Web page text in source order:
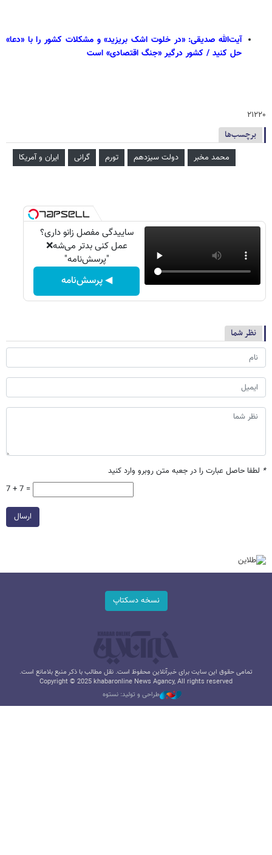
آیت‌الله صدیقی: «در خلوت اشک بریزید» و مشکلات کشور را با «دعا»
حل کنید / کشور درگیر «جنگ اقتصادی» است
۲۱۲۲۰
برچسب‌ها
محمد مخبر دولت سیزدهم تورم گرانی ایران و آمریکا
ساییدگی مفصل زانو داری؟
عمل کنی بدتر می‌شه❌
"پرسش‌نامه"
◀ پرسش‌نامه
نظر شما
* لطفا حاصل عبارت را در جعبه متن روبرو وارد کنید
7 + 7 =
ارسال
نسخه دسکتاپ
تمامی حقوق این سایت برای خبرآنلاین محفوظ است. نقل مطالب با ذکر منبع بلامانع است.
Copyright © 2025 khabaronline News Agancy, All rights reserved
طراحی و تولید: نستوه